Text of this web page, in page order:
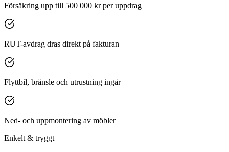
Försäkring upp till 500 000 kr per uppdrag
RUT-avdrag dras direkt på fakturan
Flyttbil, bränsle och utrustning ingår
Ned- och uppmontering av möbler
Enkelt & tryggt